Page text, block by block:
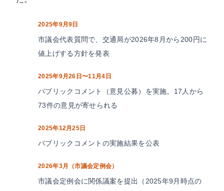
2025年9月9日
市議会代表質問で、交通局が2026年8月から200円に
値上げする方針を発表
2025年9月26日〜11月4日
パブリックコメント（意見公募）を実施。17人から
73件の意見が寄せられる
2025年12月25日
パブリックコメントの実施結果を公表
2026年3月（市議会定例会）
市議会定例会に関係議案を提出（2025年9月時点の